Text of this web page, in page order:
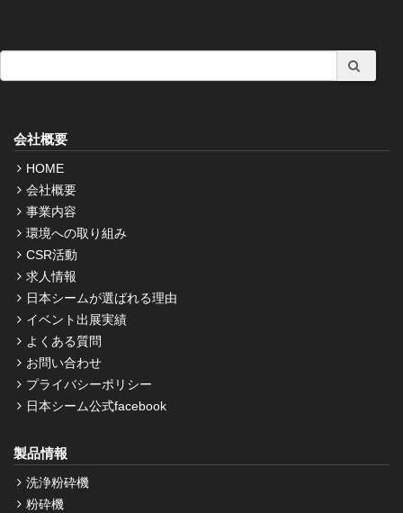
会社概要
HOME
会社概要
事業内容
環境への取り組み
CSR活動
求人情報
日本シームが選ばれる理由
イベント出展実績
よくある質問
お問い合わせ
プライバシーポリシー
日本シーム公式facebook
製品情報
洗浄粉砕機
粉砕機